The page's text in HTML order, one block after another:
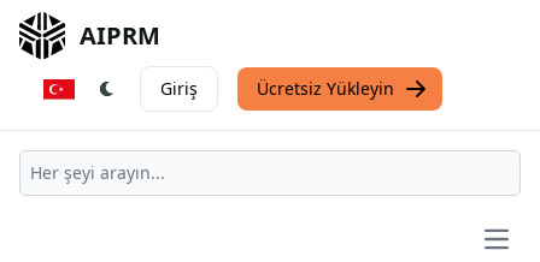
AIPRM
Giriş Ücretsiz Yükleyin